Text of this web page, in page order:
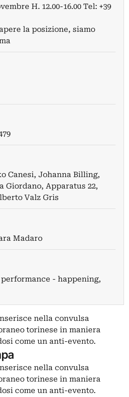
H. 12.00-16.00 Tel: +39
la posizione, siamo
Canesi, Johanna Billing,
Giordano, Apparatus 22,
Valz Gris
Madaro
- happening,
nella convulsa
torinese in maniera
come un anti-evento.
nella convulsa
torinese in maniera
come un anti-evento.